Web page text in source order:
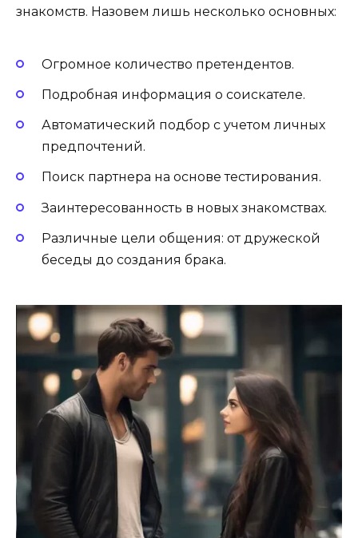
знакомств. Назовем лишь несколько основных:
Огромное количество претендентов.
Подробная информация о соискателе.
Автоматический подбор с учетом личных
предпочтений.
Поиск партнера на основе тестирования.
Заинтересованность в новых знакомствах.
Различные цели общения: от дружеской
беседы до создания брака.